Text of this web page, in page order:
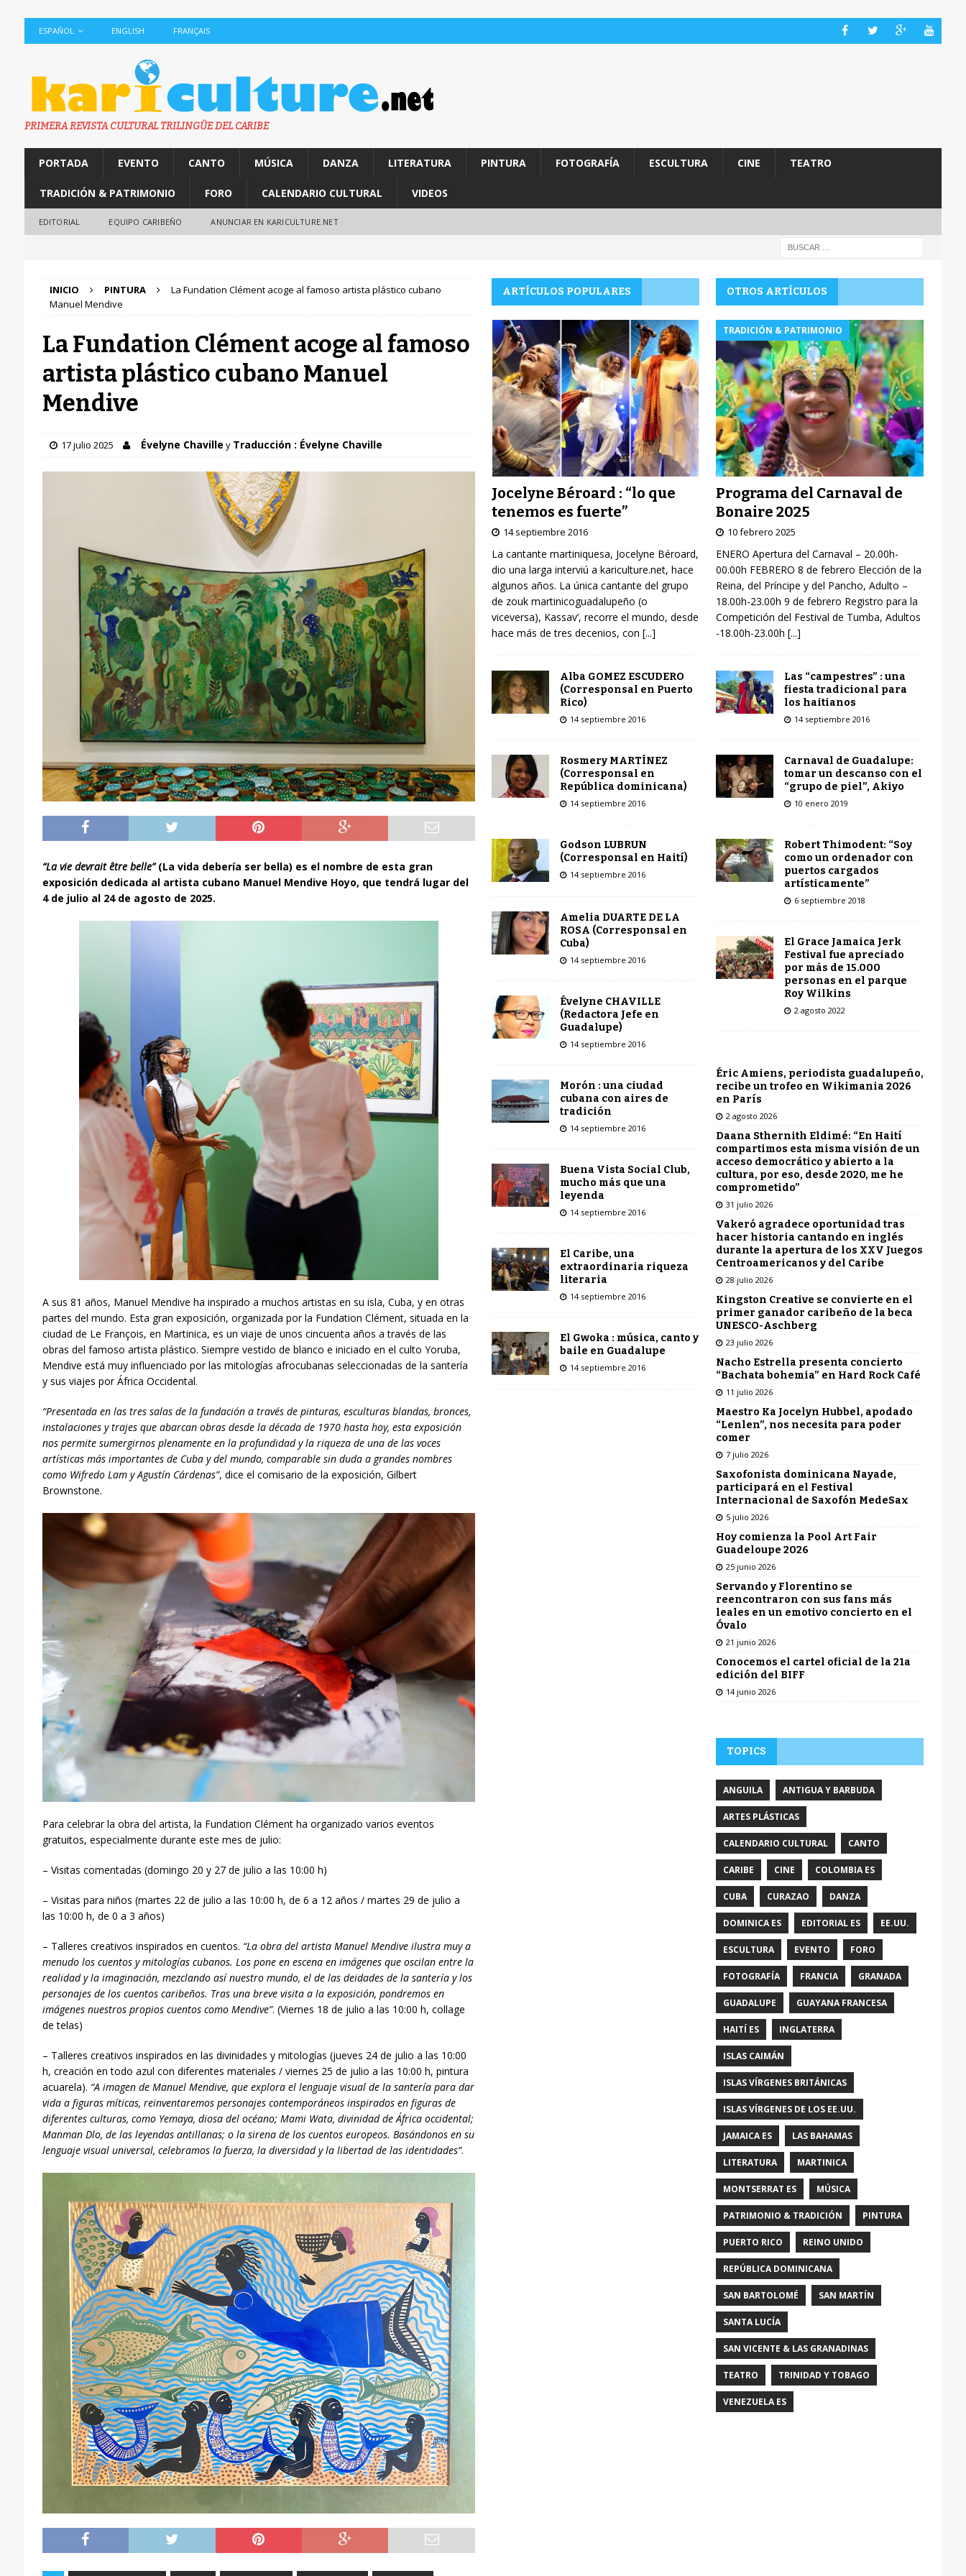
ESPAÑOL ENGLISH FRANÇAIS
PRIMERA REVISTA CULTURAL TRILINGÜE DEL CARIBE
PORTADA EVENTO CANTO MÚSICA DANZA LITERATURA PINTURA FOTOGRAFÍA ESCULTURA CINE TEATRO
TRADICIÓN & PATRIMONIO FORO CALENDARIO CULTURAL VIDEOS
EDITORIAL EQUIPO CARIBEÑO ANUNCIAR EN KARICULTURE.NET
INICIO PINTURA
La Fundation Clément acoge al famoso artista plástico cubano
Manuel Mendive
La Fundation Clément acoge al famoso
artista plástico cubano Manuel
Mendive
17 julio 2025 Évelyne Chaville y Traducción : Évelyne Chaville
“La vie devrait être belle”(La vida debería ser bella) es el nombre de esta gran
exposición dedicada al artista cubano Manuel Mendive Hoyo, que tendrá lugar del
4 de julio al 24 de agosto de 2025.
A sus 81 años, Manuel Mendive ha inspirado a muchos artistas en su isla, Cuba, y en otras
partes del mundo. Esta gran exposición, organizada por la Fundation Clément, situada en la
ciudad de Le François, en Martinica, es un viaje de unos cincuenta años a través de las
obras del famoso artista plástico. Siempre vestido de blanco e iniciado en el culto Yoruba,
Mendive está muy influenciado por las mitologías afrocubanas seleccionadas de la santería
y sus viajes por África Occidental.
“Presentada en las tres salas de la fundación a través de pinturas, esculturas blandas, bronces,
instalaciones y trajes que abarcan obras desde la década de 1970 hasta hoy, esta exposición
nos permite sumergirnos plenamente en la profundidad y la riqueza de una de las voces
artísticas más importantes de Cuba y del mundo, comparable sin duda a grandes nombres
como Wifredo Lam y Agustín Cárdenas”, dice el comisario de la exposición, Gilbert
Brownstone.
Para celebrar la obra del artista, la Fundation Clément ha organizado varios eventos
gratuitos, especialmente durante este mes de julio:
– Visitas comentadas (domingo 20 y 27 de julio a las 10:00 h)
– Visitas para niños (martes 22 de julio a las 10:00 h, de 6 a 12 años / martes 29 de julio a
las 10:00 h, de 0 a 3 años)
– Talleres creativos inspirados en cuentos. “La obra del artista Manuel Mendive ilustra muy a
menudo los cuentos y mitologías cubanos. Los pone en escena en imágenes que oscilan entre la
realidad y la imaginación, mezclando así nuestro mundo, el de las deidades de la santería y los
personajes de los cuentos caribeños. Tras una breve visita a la exposición, pondremos en
imágenesnuestros propios cuentos como Mendive”. (Viernes 18 de julio a las 10:00 h, collage
de telas)
– Talleres creativos inspirados en las divinidades y mitologías (jueves 24 de julio a las 10:00
h, creación en todo azul con diferentes materiales / viernes 25 de julio a las 10:00 h, pintura
acuarela). “A imagen de Manuel Mendive, que explora el lenguaje visual de la santería para dar
vida a figuras míticas, reinventaremos personajes contemporáneos inspirados en figuras de
diferentes culturas, como Yemaya, diosa del océano; Mami Wata, divinidad de África occidental;
Manman Dlo, de las leyendas antillanas; o la sirena de los cuentos europeos. Basándonos en su
lenguaje visual universal, celebramos la fuerza, la diversidad y la libertad de las identidades”.
ARTÍCULOS POPULARES
Jocelyne Béroard : “lo que
tenemos es fuerte”
14 septiembre 2016
La cantante martiniquesa, Jocelyne Béroard,
dio una larga interviú a kariculture.net, hace
algunos años. La única cantante del grupo
de zouk martinicoguadalupeño (o
viceversa), Kassav’, recorre el mundo, desde
hace más de tres decenios, con [...]
Alba GOMEZ ESCUDERO
(Corresponsal en Puerto
Rico)
14 septiembre 2016
Rosmery MARTÍNEZ
(Corresponsal en
República dominicana)
14 septiembre 2016
Godson LUBRUN
(Corresponsal en Haití)
14 septiembre 2016
Amelia DUARTE DE LA
ROSA (Corresponsal en
Cuba)
14 septiembre 2016
Évelyne CHAVILLE
(Redactora Jefe en
Guadalupe)
14 septiembre 2016
Morón : una ciudad
cubana con aires de
tradición
14 septiembre 2016
Buena Vista Social Club,
mucho más que una
leyenda
14 septiembre 2016
El Caribe, una
extraordinaria riqueza
literaria
14 septiembre 2016
El Gwoka : música, canto y
baile en Guadalupe
14 septiembre 2016
OTROS ARTÍCULOS
TRADICIÓN & PATRIMONIO
Programa del Carnaval de
Bonaire 2025
10 febrero 2025
ENERO Apertura del Carnaval – 20.00h-
00.00h FEBRERO 8 de febrero Elección de la
Reina, del Príncipe y del Pancho, Adulto –
18.00h-23.00h 9 de febrero Registro para la
Competición del Festival de Tumba, Adultos
-18.00h-23.00h [...]
Las “campestres” : una
fiesta tradicional para
los haitianos
14 septiembre 2016
Carnaval de Guadalupe:
tomar un descanso con el
“grupo de piel”, Akiyo
10 enero 2019
Robert Thimodent: “Soy
como un ordenador con
puertos cargados
artísticamente”
6 septiembre 2018
El Grace Jamaica Jerk
Festival fue apreciado
por más de 15.000
personas en el parque
Roy Wilkins
2 agosto 2022
Éric Amiens, periodista guadalupeño,
recibe un trofeo en Wikimania 2026
en París
2 agosto 2026
Daana Sthernith Eldimé: “En Haití
compartimos esta misma visión de un
acceso democrático y abierto a la
cultura, por eso, desde 2020, me he
comprometido”
31 julio 2026
Vakeró agradece oportunidad tras
hacer historia cantando en inglés
durante la apertura de los XXV Juegos
Centroamericanos y del Caribe
28 julio 2026
Kingston Creative se convierte en el
primer ganador caribeño de la beca
UNESCO-Aschberg
23 julio 2026
Nacho Estrella presenta concierto
“Bachata bohemia” en Hard Rock Café
11 julio 2026
Maestro Ka Jocelyn Hubbel, apodado
“Lenlen”, nos necesita para poder
comer
7 julio 2026
Saxofonista dominicana Nayade,
participará en el Festival
Internacional de Saxofón MedeSax
5 julio 2026
Hoy comienza la Pool Art Fair
Guadeloupe 2026
25 junio 2026
Servando y Florentino se
reencontraron con sus fans más
leales en un emotivo concierto en el
Óvalo
21 junio 2026
Conocemos el cartel oficial de la 21a
edición del BIFF
14 junio 2026
TOPICS
ANGUILA ANTIGUA Y BARBUDA
ARTES PLÁSTICAS
CALENDARIO CULTURAL CANTO
CARIBE CINE COLOMBIA ES
CUBA CURAZAO DANZA
DOMINICA ES EDITORIAL ES EE.UU.
ESCULTURA EVENTO FORO
FOTOGRAFÍA FRANCIA GRANADA
GUADALUPE GUAYANA FRANCESA
HAITÍ ES INGLATERRA
ISLAS CAIMÁN
ISLAS VÍRGENES BRITÁNICAS
ISLAS VÍRGENES DE LOS EE.UU.
JAMAICA ES LAS BAHAMAS
LITERATURA MARTINICA
MONTSERRAT ES MÚSICA
PATRIMONIO & TRADICIÓN PINTURA
PUERTO RICO REINO UNIDO
REPÚBLICA DOMINICANA
SAN BARTOLOMÉ SAN MARTÍN
SANTA LUCÍA
SAN VICENTE & LAS GRANADINAS
TEATRO TRINIDAD Y TOBAGO
VENEZUELA ES